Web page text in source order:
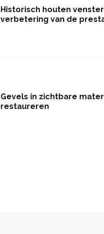
Historisch houten
verbetering van de
Gevels in zichtbare
restaureren